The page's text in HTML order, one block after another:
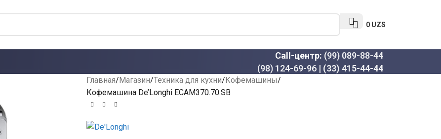
0 UZS
Call-центр: (99) 089-88-44
(98) 124-69-96 | (33) 415-44-44
Главная Магазин Техника для кухни Кофемашины
Кофемашина De’Longhi ECAM370.70.SB